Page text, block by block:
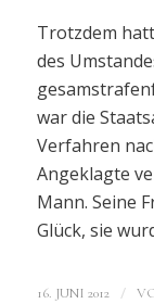
Trotzdem
des
war die
Verfahren
Angeklagte
Mann. Seine
Glück, sie
16. JUNI 2012 /